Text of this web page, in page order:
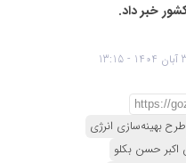
خبر داد.
طرح بهینه‌سازی انرژی
حسن بکلو